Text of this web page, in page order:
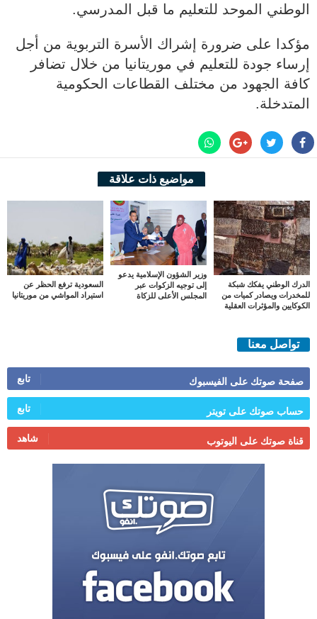
الوطني الموحد للتعليم ما قبل المدرسي.
مؤكدا على ضرورة إشراك الأسرة التربوية من أجل
إرساء جودة للتعليم في موريتانيا من خلال تضافر
كافة الجهود من مختلف القطاعات الحكومية
المتدخلة.
مواضيع ذات علاقة
الدرك الوطني يفكك شبكة
للمخدرات ويصادر كميات من
الكوكايين والمؤثرات العقلية
وزير الشؤون الإسلامية يدعو
إلى توجيه الزكوات عبر
المجلس الأعلى للزكاة
السعودية ترفع الحظر عن
استيراد المواشي من موريتانيا
تواصل معنا
صفحة صوتك على الفيسبوك تابع
حساب صوتك على تويتر تابع
قناة صوتك على اليوتوب شاهد